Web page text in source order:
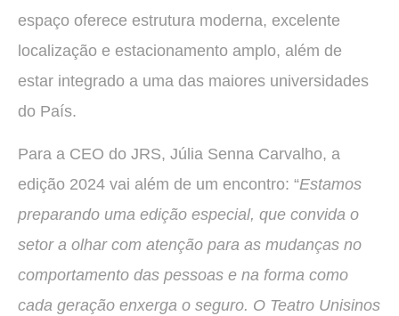
espaço oferece estrutura moderna, excelente
localização e estacionamento amplo, além de
estar integrado a uma das maiores universidades
do País.
Para a CEO do JRS, Júlia Senna Carvalho, a
edição 2024 vai além de um encontro: “Estamos
preparando uma edição especial, que convida o
setor a olhar com atenção para as mudanças no
comportamento das pessoas e na forma como
cada geração enxerga o seguro. O Teatro Unisinos